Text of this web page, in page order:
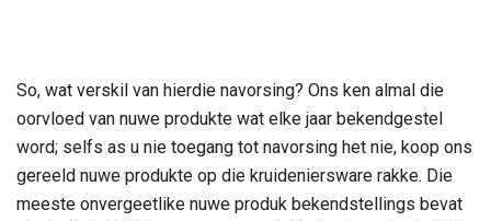
So, wat verskil van hierdie navorsing? Ons ken almal die
oorvloed van nuwe produkte wat elke jaar bekendgestel
word; selfs as u nie toegang tot navorsing het nie, koop ons
gereeld nuwe produkte op die kruideniersware rakke. Die
meeste onvergeetlike nuwe produk bekendstellings bevat